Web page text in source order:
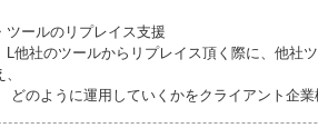
ツールのリプレイス支援
社のツールからリプレイス頂く際に、他社
、
のように運用していくかをクライアント企業